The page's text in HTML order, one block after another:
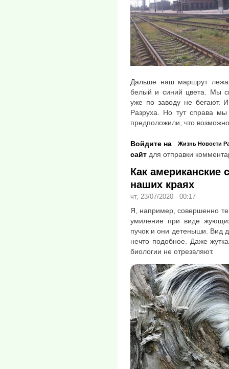
Дальше наш маршрут
белый и синий цвета. Мы
уже по заводу не бегают.
Разруха. Но тут справа
предположили, что
Жизнь Новости
Войдите на
сайт для отправки
Как американские
наших краях
чт, 23/07/2020 - 00:17
Я, например, совершенно
умиление при виде
пучок и они детеныши. Вид
нечто подобное. Даже
биологии не отрезвляют.